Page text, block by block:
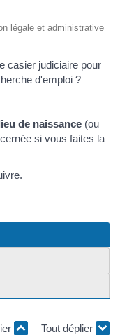
légale et administrative
casier judiciaire pour
d'emploi ?
de naissance (ou
si vous faites la
Tout déplier